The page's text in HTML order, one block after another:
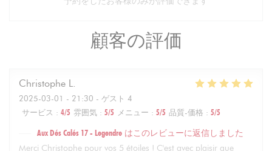
顧客の評価
Christophe L
2025-03-01 - 21:30 - ゲスト 4
サービス : 4/5 雰囲気 : 5/5 メニュー : 5/5 品質-価格 : 5/5
Aux Dés Calés 17 - Legendre はこのレビューに返信しました
Merci Christophe pour vos 5 étoiles ! C'est avec plaisir que